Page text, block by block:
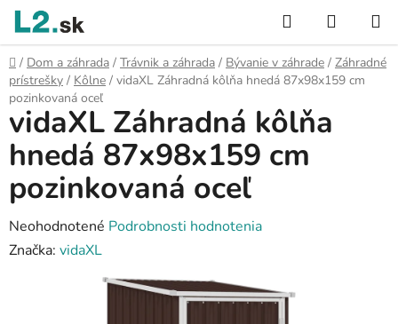
Prejsť
obsah
Hľadať
KOŠÍK
Domov
/ Dom a záhrada / Trávnik a záhrada / Bývanie v záhrade / Záhradné
prístrešky / Kôlne / vidaXL Záhradná kôlňa hnedá 87x98x159 cm
pozinkovaná oceľ
vidaXL Záhradná kôlňa
hnedá 87x98x159 cm
pozinkovaná oceľ
Priemerné
hodnotenie
Neohodnotené Podrobnosti hodnotenia
Značka: vidaXL